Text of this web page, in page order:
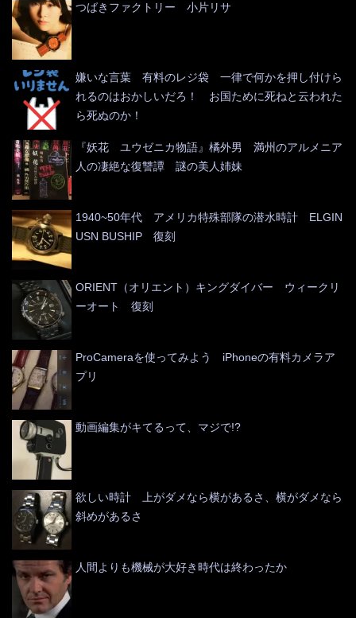
つばきファクトリー 小片リサ
嫌いな言葉 有料のレジ袋 一律で何かを押し付けら
れるのはおかしいだろ！ お国ために死ねと云われた
ら死ぬのか！
『妖花 ユウゼニカ物語』橘外男 満州のアルメニア
人の凄絶な復讐譚 謎の美人姉妹
1940~50年代 アメリカ特殊部隊の潜水時計 ELGIN
USN BUSHIP 復刻
ORIENT（オリエント）キングダイバー ウィークリ
ーオート 復刻
ProCameraを使ってみよう iPhoneの有料カメラア
プリ
動画編集がキてるって、マジで!?
欲しい時計 上がダメなら横があるさ、横がダメなら
斜めがあるさ
人間よりも機械が大好き時代は終わったか